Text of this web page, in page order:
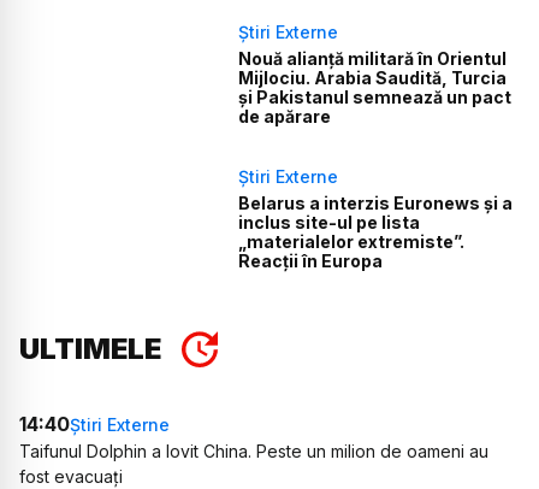
Știri Externe
Nouă alianță militară în Orientul
Mijlociu. Arabia Saudită, Turcia
și Pakistanul semnează un pact
de apărare
Știri Externe
Belarus a interzis Euronews și a
inclus site-ul pe lista
„materialelor extremiste”.
Reacții în Europa
ULTIMELE
14:40Știri Externe
Taifunul Dolphin a lovit China. Peste un milion de oameni au
fost evacuați